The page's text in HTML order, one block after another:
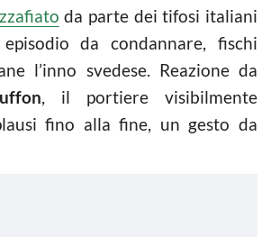
da parte dei tifosi italiani
da condannare, fischi
l’inno svedese. Reazione da
, il portiere visibilmente
fino alla fine, un gesto da